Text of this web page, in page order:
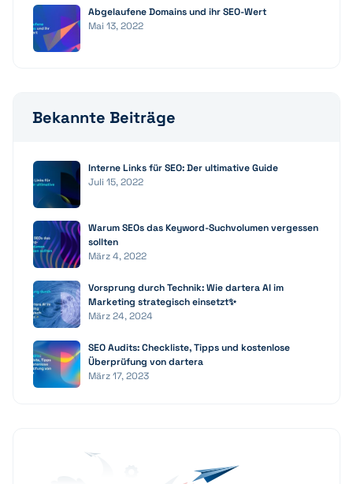
Abgelaufene Domains und ihr SEO-Wert
Mai 13, 2022
Bekannte Beiträge
Interne Links für SEO: Der ultimative Guide
Juli 15, 2022
Warum SEOs das Keyword-Suchvolumen vergessen
sollten
März 4, 2022
Vorsprung durch Technik: Wie dartera AI im
Marketing strategisch einsetzt✨
März 24, 2024
SEO Audits: Checkliste, Tipps und kostenlose
Überprüfung von dartera
März 17, 2023